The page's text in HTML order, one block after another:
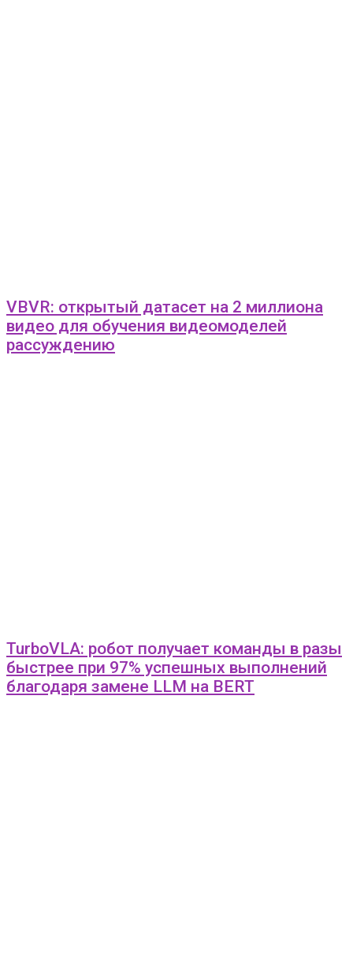
VBVR: открытый датасет на 2 миллиона
видео для обучения видеомоделей
рассуждению
TurboVLA: робот получает команды в разы
быстрее при 97% успешных выполнений
благодаря замене LLM на BERT